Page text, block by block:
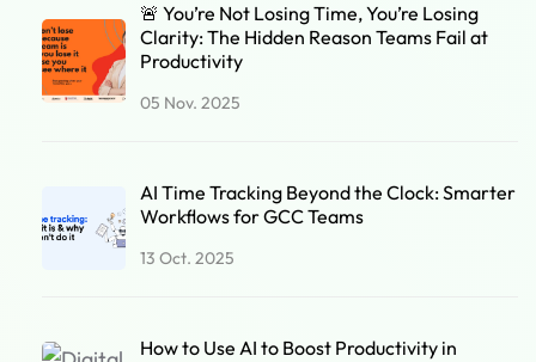
🚨 You’re Not Losing Time, You’re Losing
Clarity: The Hidden Reason Teams Fail at
Productivity
05 Nov. 2025
AI Time Tracking Beyond the Clock: Smarter
Workflows for GCC Teams
13 Oct. 2025
How to Use AI to Boost Productivity in